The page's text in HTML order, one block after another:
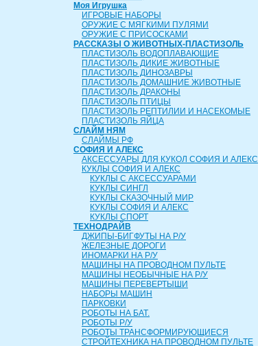
Моя Игрушка
ИГРОВЫЕ НАБОРЫ
ОРУЖИЕ С МЯГКИМИ ПУЛЯМИ
ОРУЖИЕ С ПРИСОСКАМИ
РАССКАЗЫ О ЖИВОТНЫХ-ПЛАСТИЗОЛЬ
ПЛАСТИЗОЛЬ ВОДОПЛАВАЮЩИЕ
ПЛАСТИЗОЛЬ ДИКИЕ ЖИВОТНЫЕ
ПЛАСТИЗОЛЬ ДИНОЗАВРЫ
ПЛАСТИЗОЛЬ ДОМАШНИЕ ЖИВОТНЫЕ
ПЛАСТИЗОЛЬ ДРАКОНЫ
ПЛАСТИЗОЛЬ ПТИЦЫ
ПЛАСТИЗОЛЬ РЕПТИЛИИ И НАСЕКОМЫЕ
ПЛАСТИЗОЛЬ ЯЙЦА
СЛАЙМ НЯМ
СЛАЙМЫ РФ
СОФИЯ И АЛЕКС
АКСЕССУАРЫ ДЛЯ КУКОЛ СОФИЯ И АЛЕКС
КУКЛЫ СОФИЯ И АЛЕКС
КУКЛЫ С АКСЕССУАРАМИ
КУКЛЫ СИНГЛ
КУКЛЫ СКАЗОЧНЫЙ МИР
КУКЛЫ СОФИЯ И АЛЕКС
КУКЛЫ СПОРТ
ТЕХНОДРАЙВ
ДЖИПЫ-БИГФУТЫ НА Р/У
ЖЕЛЕЗНЫЕ ДОРОГИ
ИНОМАРКИ НА Р/У
МАШИНЫ НА ПРОВОДНОМ ПУЛЬТЕ
МАШИНЫ НЕОБЫЧНЫЕ НА Р/У
МАШИНЫ ПЕРЕВЕРТЫШИ
НАБОРЫ МАШИН
ПАРКОВКИ
РОБОТЫ НА БАТ.
РОБОТЫ Р/У
РОБОТЫ ТРАНСФОРМИРУЮЩИЕСЯ
СТРОЙТЕХНИКА НА ПРОВОДНОМ ПУЛЬТЕ